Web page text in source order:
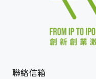
聯絡信箱